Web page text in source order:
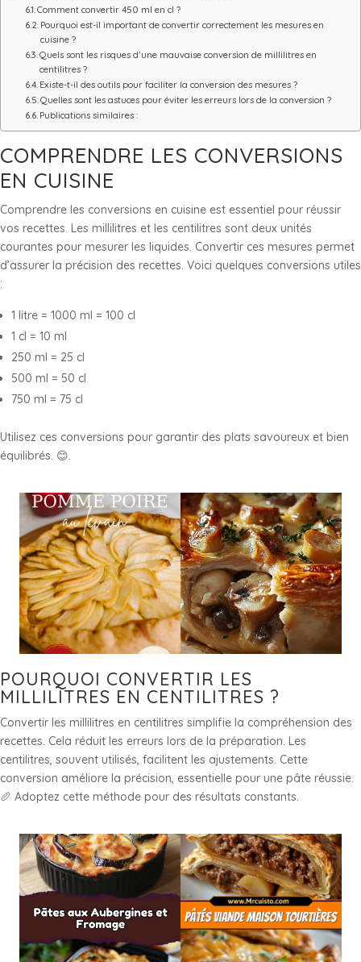
Comment convertir 450 ml en cl ?
Pourquoi est-il important de convertir correctement les mesures en
cuisine ?
Quels sont les risques d’une mauvaise conversion de millilitres en
centilitres ?
Existe-t-il des outils pour faciliter la conversion des mesures ?
Quelles sont les astuces pour éviter les erreurs lors de la conversion ?
Publications similaires :
COMPRENDRE LES CONVERSIONS
EN CUISINE
Comprendre les conversions en cuisine est essentiel pour réussir
vos recettes. Les millilitres et les centilitres sont deux unités
courantes pour mesurer les liquides. Convertir ces mesures permet
d’assurer la précision des recettes. Voici quelques conversions utiles
:
1 litre = 1000 ml = 100 cl
1 cl = 10 ml
250 ml = 25 cl
500 ml = 50 cl
750 ml = 75 cl
Utilisez ces conversions pour garantir des plats savoureux et bien
équilibrés. 😊.
POURQUOI CONVERTIR LES
MILLILITRES EN CENTILITRES ?
Convertir les millilitres en centilitres simplifie la compréhension des
recettes. Cela réduit les erreurs lors de la préparation. Les
centilitres, souvent utilisés, facilitent les ajustements. Cette
conversion améliore la précision, essentielle pour une pâte réussie.
🥖 Adoptez cette méthode pour des résultats constants.